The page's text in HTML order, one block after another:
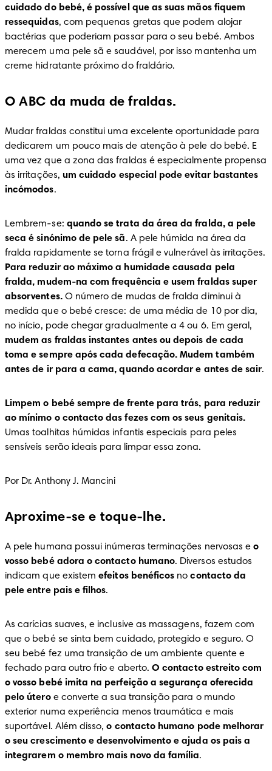
cuidado do bebé, é possível que as suas mãos fiquem
ressequidas, com pequenas gretas que podem alojar
bactérias que poderiam passar para o seu bebé. Ambos
merecem uma pele sã e saudável, por isso mantenha um
creme hidratante próximo do fraldário.
O ABC da muda de fraldas.
Mudar fraldas constitui uma excelente oportunidade para
dedicarem um pouco mais de atenção à pele do bebé. E
uma vez que a zona das fraldas é especialmente propensa
às irritações, um cuidado especial pode evitar bastantes
incómodos.
Lembrem-se: quando se trata da área da fralda, a pele
seca é sinónimo de pele sã. A pele húmida na área da
Para reduzir ao máximo a humidade causada pela
fralda, mudem-na com frequência e usem fraldas super
absorventes. O número de mudas de fralda diminui à
medida que o bebé cresce: de uma média de 10 por dia,
mudem as fraldas instantes antes ou depois de cada
toma e sempre após cada defecação. Mudem também
antes de ir para a cama, quando acordar e antes de sair.
Limpem o bebé sempre de frente para trás, para reduzir
ao mínimo o contacto das fezes com os seus genitais.
Umas toalhitas húmidas infantis especiais para peles
sensíveis serão ideais para limpar essa zona.
Por Dr. Anthony J. Mancini
Aproxime-se e toque-lhe.
A pele humana possui inúmeras terminações nervosas e o
vosso bebé adora o contacto humano. Diversos estudos
indicam que existem efeitos benéficos no contacto da
pele entre pais e filhos.
As carícias suaves, e inclusive as massagens, fazem com
que o bebé se sinta bem cuidado, protegido e seguro. O
seu bebé fez uma transição de um ambiente quente e
fechado para outro frio e aberto. O contacto estreito com
o vosso bebé imita na perfeição a segurança oferecida
pelo útero e converte a sua transição para o mundo
exterior numa experiência menos traumática e mais
suportável. Além disso, o contacto humano pode melhorar
o seu crescimento e desenvolvimento e ajuda os pais a
integrarem o membro mais novo da família.